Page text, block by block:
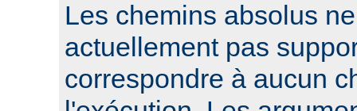
Les chemins absolus
actuellement pas
correspondre à aucun